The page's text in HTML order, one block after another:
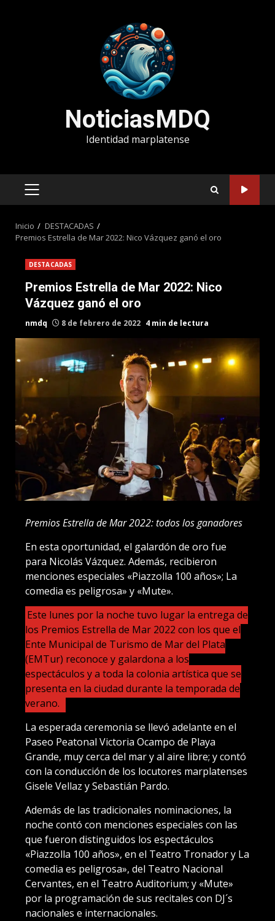
NoticiasMDQ
Identidad marplatense
MENÚ
Inicio
DESTACADAS
Premios Estrella de Mar 2022: Nico Vázquez ganó el oro
DESTACADAS
Premios Estrella de Mar 2022: Nico
Vázquez ganó el oro
nmdq 8 de febrero de 2022 4 min de lectura
Premios Estrella de Mar 2022: todos los ganadores
En esta oportunidad, el galardón de oro fue
para Nicolás Vázquez. Además, recibieron
menciones especiales «Piazzolla 100 años»; La
comedia es peligrosa» y «Mute».
Este lunes por la noche tuvo lugar la entrega de
los Premios Estrella de Mar 2022 con los que el
Ente Municipal de Turismo de Mar del Plata
(EMTur) reconoce y galardona a los
espectáculos y a toda la colonia artística que se
presenta en la ciudad durante la temporada de
verano.
La esperada ceremonia se llevó adelante en el
Paseo Peatonal Victoria Ocampo de Playa
Grande, muy cerca del mar y al aire libre; y contó
con la conducción de los locutores marplatenses
Gisele Vellaz y Sebastián Pardo.
Además de las tradicionales nominaciones, la
noche contó con menciones especiales con las
que fueron distinguidos los espectáculos
«Piazzolla 100 años», en el Teatro Tronador y La
comedia es peligrosa», del Teatro Nacional
Cervantes, en el Teatro Auditorium; y «Mute»
por la programación de sus recitales con DJ´s
nacionales e internacionales.